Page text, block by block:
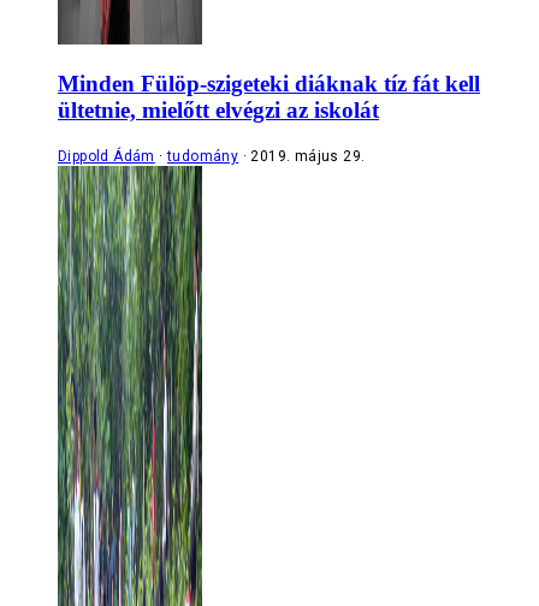
Minden Fülöp-szigeteki diáknak tíz fát kell
ültetnie, mielőtt elvégzi az iskolát
Dippold Ádám tudomány 2019. május 29.